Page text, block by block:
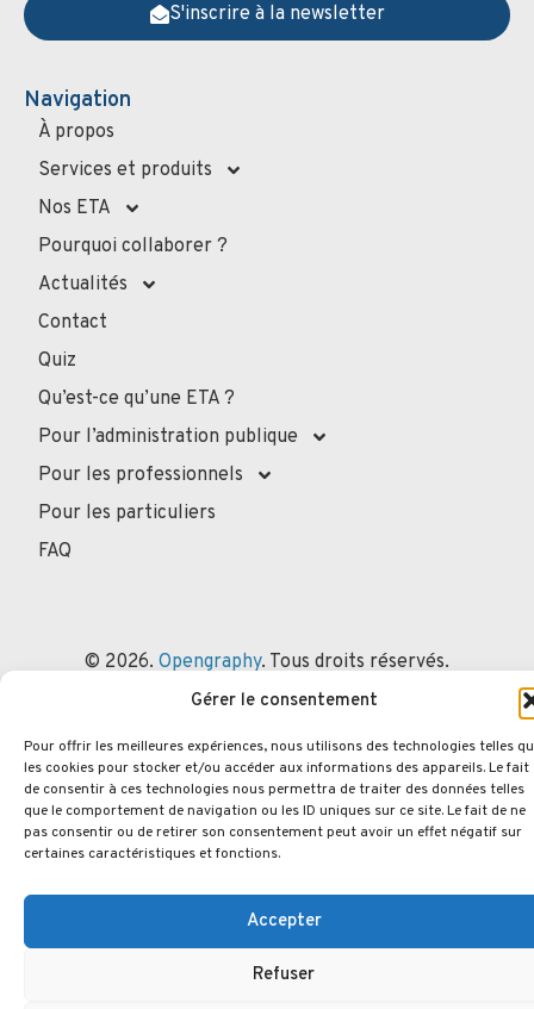
Gérer le consentement
Pour offrir les meilleures expériences, nous utilisons des technologies telles
les cookies pour stocker et/ou accéder aux informations des appareils. Le fait
de consentir à ces technologies nous permettra de traiter des données telles
que le comportement de navigation ou les ID uniques sur ce site. Le fait de ne
pas consentir ou de retirer son consentement peut avoir un effet négatif sur
certaines caractéristiques et fonctions.
Accepter
Refuser
Navigation
À propos
Services et produits
Nos ETA
Pourquoi collaborer ?
Actualités
Contact
Quiz
Qu’est-ce qu’une ETA ?
Pour l’administration publique
Pour les professionnels
Pour les particuliers
FAQ
S'inscrire à la newsletter
© 2026. Opengraphy. Tous droits réservés.
Politique de confidentialité
Mentions Légales